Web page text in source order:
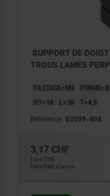
SUPPORT DE
TROUS LAMÉS
FILETAGE=M8 FORME=B
H1=10
L=30 T=4,5
Référence: 03099-408
3,17 CHF
hors TVA
hors frais d’envoi